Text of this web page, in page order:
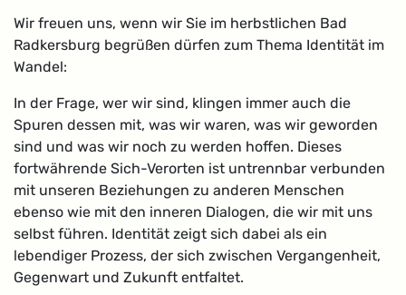
Wir freuen uns, wenn wir Sie im herbstlichen Bad
Radkersburg begrüßen dürfen zum Thema Identität im
Wandel:
In der Frage, wer wir sind, klingen immer auch die
Spuren dessen mit, was wir waren, was wir geworden
sind und was wir noch zu werden hoffen. Dieses
fortwährende Sich-Verorten ist untrennbar verbunden
mit unseren Beziehungen zu anderen Menschen
ebenso wie mit den inneren Dialogen, die wir mit uns
selbst führen. Identität zeigt sich dabei als ein
lebendiger Prozess, der sich zwischen Vergangenheit,
Gegenwart und Zukunft entfaltet.